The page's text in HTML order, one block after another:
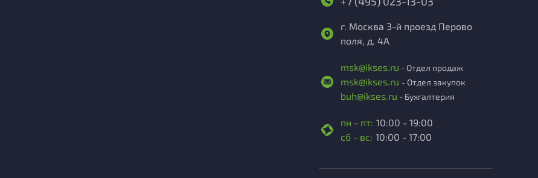
г. Москва 3-й проезд Перово
поля, д. 4А
msk@ikses.ru - Отдел продаж
msk@ikses.ru - Отдел закупок
buh@ikses.ru - Бухгалтерия
пн - пт: 10:00 - 19:00
сб - вс: 10:00 - 17:00